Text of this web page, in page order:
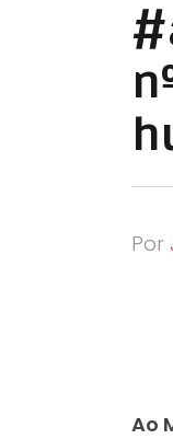
Por
Ao